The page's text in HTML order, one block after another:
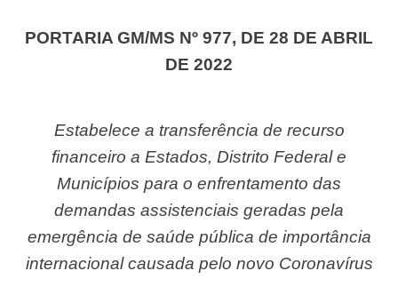
PORTARIA GM/MS Nº 977, DE 28 DE ABRIL
DE 2022
Estabelece a transferência de recurso
financeiro a Estados, Distrito Federal e
Municípios para o enfrentamento das
demandas assistenciais geradas pela
emergência de saúde pública de importância
internacional causada pelo novo Coronavírus